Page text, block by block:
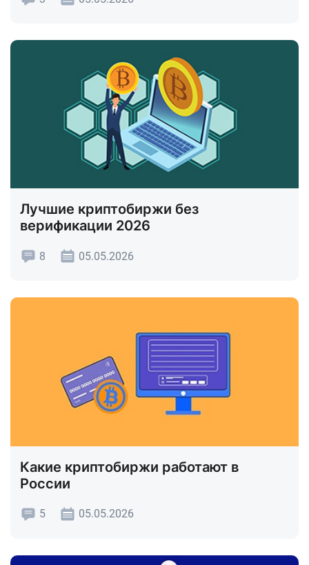
Лучшие криптобиржи без
верификации 2026
8 05.05.2026
Какие криптобиржи работают в
России
5 05.05.2026